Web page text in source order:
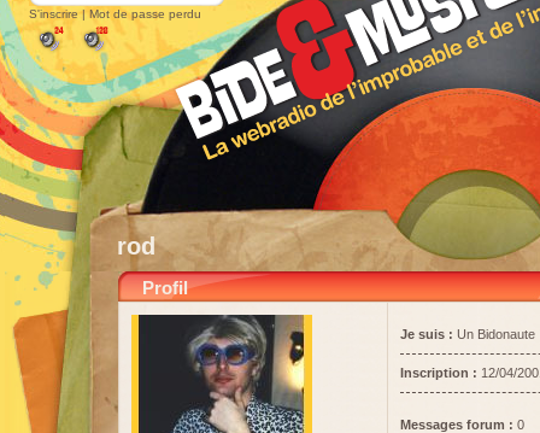
S'inscrire | Mot de passe perdu
rod
Profil
Je suis : Un Bidonaute
Inscription : 12/04/
Messages forum : 0